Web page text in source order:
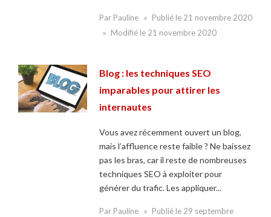
Par Pauline Publié le 21 novembre 2020
Modifié le 21 novembre 2020
Blog : les techniques SEO
imparables pour attirer les
internautes
Vous avez récemment ouvert un blog,
mais l’affluence reste faible ? Ne baissez
pas les bras, car il reste de nombreuses
techniques SEO à exploiter pour
générer du trafic. Les appliquer...
Par Pauline Publié le 29 septembre